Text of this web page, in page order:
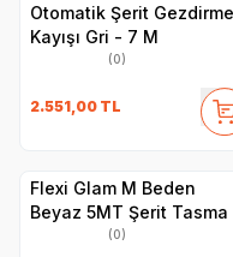
Otomatik Şerit Gezdirme
Kayışı Gri - 7 M
(0)
2.551,00 TL
Flexi Glam M Beden
Beyaz 5MT Şerit Tasma
(0)